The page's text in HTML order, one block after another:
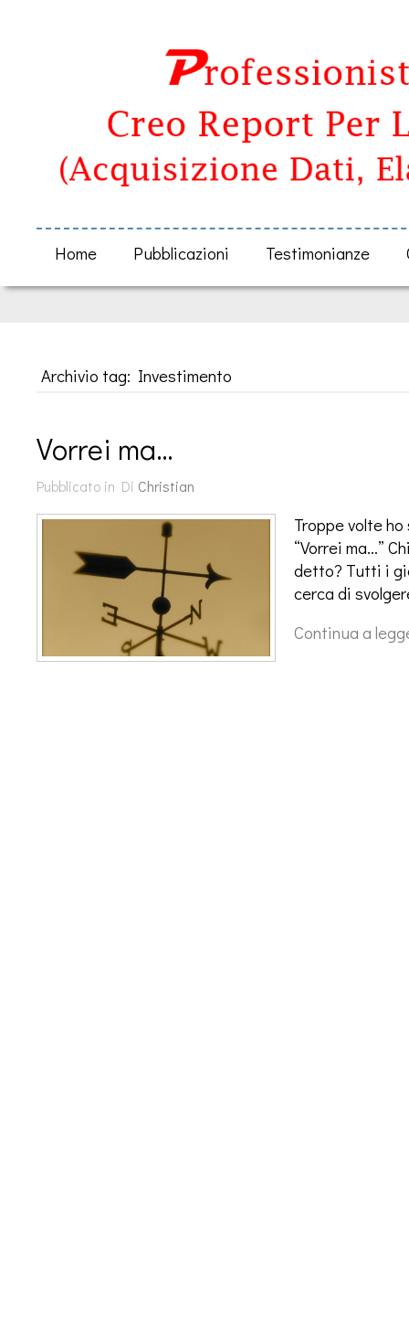
Home Pubblicazioni Testimonianze
Archivio tag: Investimento
Vorrei ma…
Pubblicato in Di Christian
Troppe volte
“Vorrei ma…”
detto? Tutti i
cerca di
Continua a